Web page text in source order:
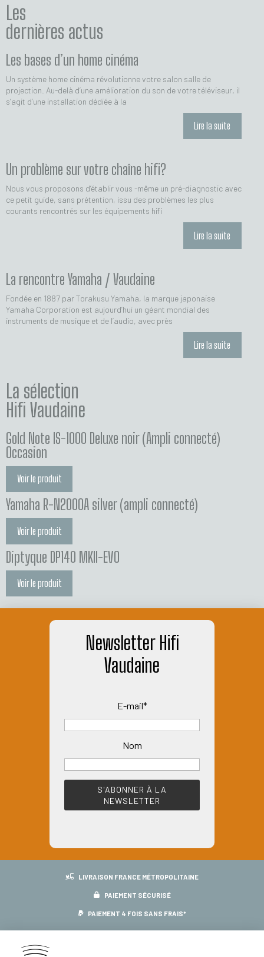
Les
dernières actus
Les bases d’un home cinéma
Un système home cinéma révolutionne votre salon salle de
projection. Au-delà d’une amélioration du son de votre téléviseur, il
s’agit d’une installation dédiée à la
Lire la suite
Un problème sur votre chaîne hifi?
Nous vous proposons d’établir vous -même un pré-diagnostic avec
ce petit guide, sans prétention, issu des problèmes les plus
courants rencontrés sur les équipements hifi
Lire la suite
La rencontre Yamaha / Vaudaine
Fondée en 1887 par Torakusu Yamaha, la marque japonaise
Yamaha Corporation est aujourd’hui un géant mondial des
instruments de musique et de l’audio, avec près
Lire la suite
La sélection
Hifi Vaudaine
Gold Note IS-1000 Deluxe noir (Ampli connecté)
Occasion
Voir le produit
Yamaha R-N2000A silver (ampli connecté)
Voir le produit
Diptyque DP140 MKII-EVO
Voir le produit
Newsletter Hifi
Vaudaine
E-mail*
Nom
LIVRAISON FRANCE MÉTROPOLITAINE
PAIEMENT SÉCURISÉ
PAIEMENT 4 FOIS SANS FRAIS*